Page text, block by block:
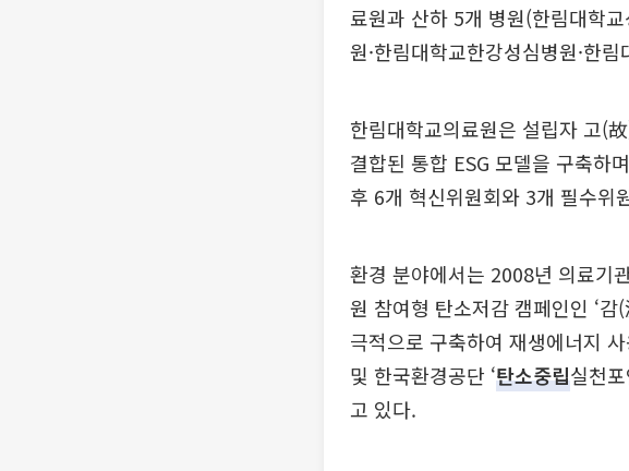
료원과 산하 5개 병원(한림대학
원·한림대학교한강성심병원·한
한림대학교의료원은 설립자 고(
결합된 통합 ESG 모델을 구축하
후 6개 혁신위원회와 3개 필수위
환경 분야에서는 2008년 의료기
원 참여형 탄소저감 캠페인인 ‘
극적으로 구축하여 재생에너지
및 한국환경공단 ‘탄소중립실천
고 있다.